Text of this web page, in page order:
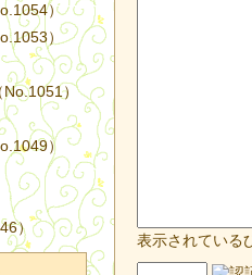
表示されている
）
）
No.1051）
）
）